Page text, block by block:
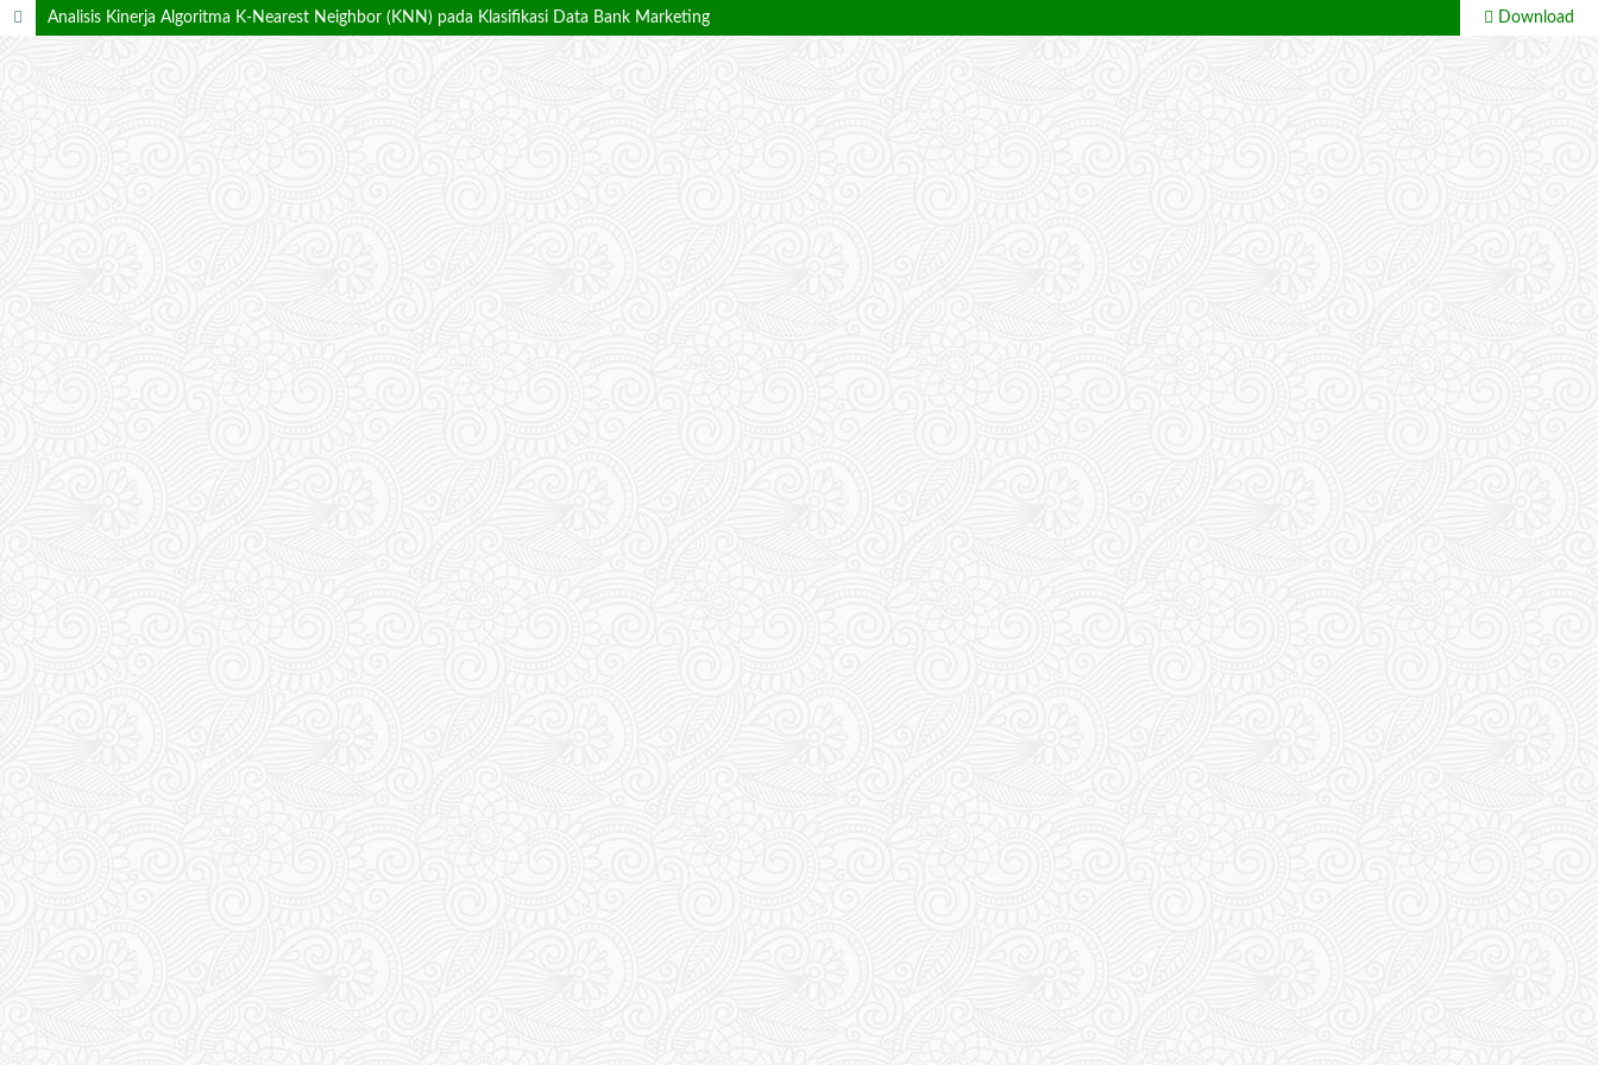
Analisis Kinerja Algoritma K-Nearest Neighbor (KNN) pada Klasifikasi Data Bank Marketing Download